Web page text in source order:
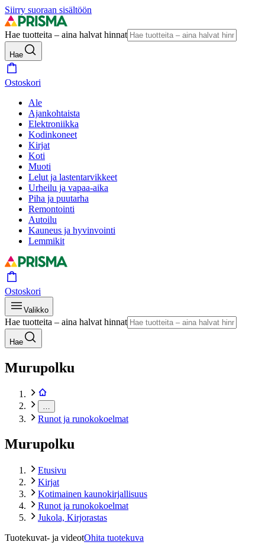
Siirry suoraan sisältöön
Hae tuotteita – aina halvat hinnat
Hae
Ostoskori
Ale
Ajankohtaista
Elektroniikka
Kodinkoneet
Kirjat
Koti
Muoti
Lelut ja lastentarvikkeet
Urheilu ja vapaa-aika
Piha ja puutarha
Remontointi
Autoilu
Kauneus ja hyvinvointi
Lemmikit
Ostoskori
Valikko
Hae tuotteita – aina halvat hinnat
Hae
Murupolku
Runot ja runokokoelmat
Murupolku
Etusivu
Kirjat
Kotimainen kaunokirjallisuus
Runot ja runokokoelmat
Jukola, Kirjorastas
Tuotekuvat- ja videotOhita tuotekuva